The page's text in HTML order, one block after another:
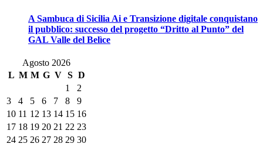
A Sambuca di Sicilia Ai e Transizione digitale conquistano
il pubblico: successo del progetto “Dritto al Punto” del
GAL Valle del Belìce
Agosto 2026
L M M G V S D
1
2
3
4 5 6 7 8
9
10 11 12 13 14 15 16
17 18 19 20 21 22 23
24 25 26 27 28 29 30